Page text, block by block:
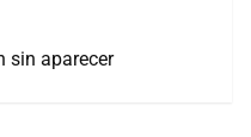
sin aparecer